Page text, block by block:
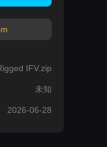
IFV.zip
未知
2026-06-28